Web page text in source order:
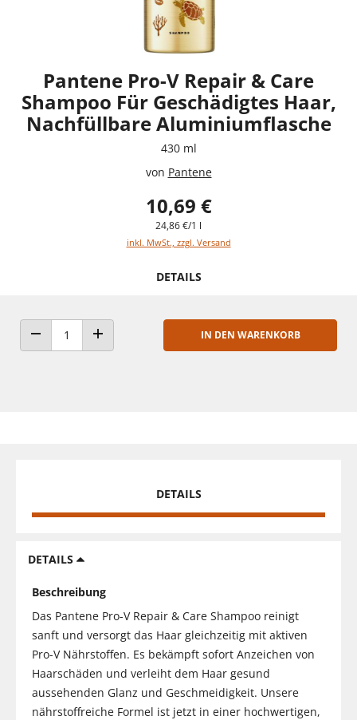
Pantene Pro-V Repair & Care
Shampoo Für Geschädigtes Haar,
Nachfüllbare Aluminiumflasche
430 ml
von Pantene
10,69 €
24,86 €/1 l
inkl. MwSt., zzgl. Versand
DETAILS
ANZAHL VERRINGERNANZAHL ERHÖHEN
IN DEN WARENKORB
DETAILS
DETAILS
Beschreibung
Das Pantene Pro-V Repair & Care Shampoo reinigt
sanft und versorgt das Haar gleichzeitig mit aktiven
Pro-V Nährstoffen. Es bekämpft sofort Anzeichen von
Haarschäden und verleiht dem Haar gesund
aussehenden Glanz und Geschmeidigkeit. Unsere
nährstoffreiche Formel ist jetzt in einer hochwertigen,